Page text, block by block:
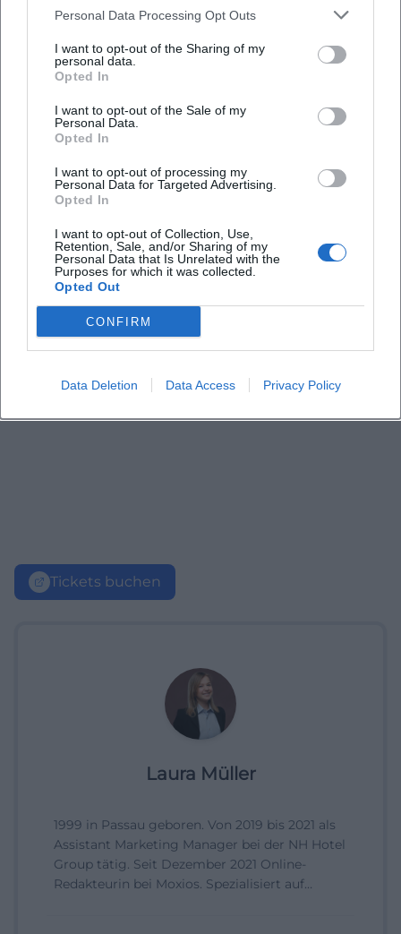
Personal Data Processing Opt Outs
I want to opt-out of the Sharing of my
personal data.
Opted In
I want to opt-out of the Sale of my
Personal Data.
Opted In
I want to opt-out of processing my
Personal Data for Targeted Advertising.
Opted In
I want to opt-out of Collection, Use,
Retention, Sale, and/or Sharing of my
Personal Data that Is Unrelated with the
Purposes for which it was collected.
Opted Out
CONFIRM
Data Deletion Data Access Privacy Policy
Ist das Event barrierefrei zugänglich?
Tickets buchen
Laura Müller
1999 in Passau geboren. Von 2019 bis 2021 als
Assistant Marketing Manager bei der NH Hotel
Group tätig. Seit Dezember 2021 Online-
Redakteurin bei Moxios. Spezialisiert auf